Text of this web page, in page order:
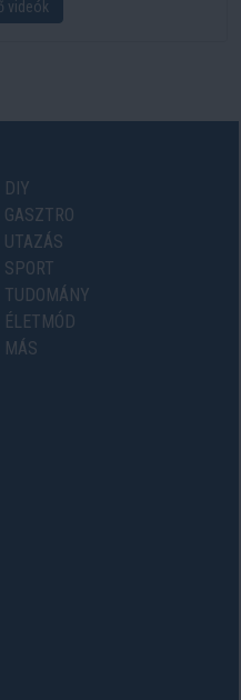
videók
DIY
GASZTRO
UTAZÁS
SPORT
TUDOMÁNY
ÉLETMÓD
MÁS